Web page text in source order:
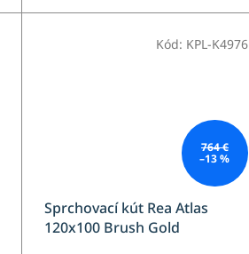
764 €
–13 %
Sprchovací kút Rea Atlas
120x100 Brush Gold
Kód: KPL-K4976